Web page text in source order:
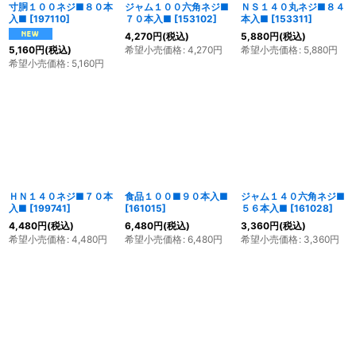
寸胴１００ネジ■８０本
入■ [197110]
5,160円(税込)
希望小売価格: 5,160円
ジャム１００六角ネジ■
７０本入■ [153102]
4,270円(税込)
希望小売価格: 4,270円
ＮＳ１４０丸ネジ■８４
本入■ [153311]
5,880円(税込)
希望小売価格: 5,880円
ＨＮ１４０ネジ■７０本
入■ [199741]
4,480円(税込)
希望小売価格: 4,480円
食品１００■９０本入■
[161015]
6,480円(税込)
希望小売価格: 6,480円
ジャム１４０六角ネジ■
５６本入■ [161028]
3,360円(税込)
希望小売価格: 3,360円